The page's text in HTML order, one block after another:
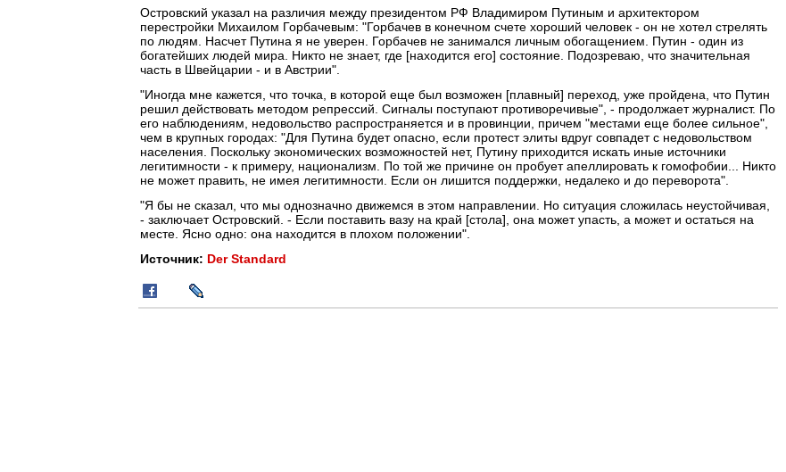
Островский указал на различия между президентом РФ Владимиром Путиным и архитектором
перестройки Михаилом Горбачевым: "Горбачев в конечном счете хороший человек - он не хотел стрелять
по людям. Насчет Путина я не уверен. Горбачев не занимался личным обогащением. Путин - один из
богатейших людей мира. Никто не знает, где [находится его] состояние. Подозреваю, что значительная
часть в Швейцарии - и в Австрии".
"Иногда мне кажется, что точка, в которой еще был возможен [плавный] переход, уже пройдена, что Путин
решил действовать методом репрессий. Сигналы поступают противоречивые", - продолжает журналист. По
его наблюдениям, недовольство распространяется и в провинции, причем "местами еще более сильное",
чем в крупных городах: "Для Путина будет опасно, если протест элиты вдруг совпадет с недовольством
населения. Поскольку экономических возможностей нет, Путину приходится искать иные источники
легитимности - к примеру, национализм. По той же причине он пробует апеллировать к гомофобии... Никто
не может править, не имея легитимности. Если он лишится поддержки, недалеко и до переворота".
"Я бы не сказал, что мы однозначно движемся в этом направлении. Но ситуация сложилась неустойчивая,
- заключает Островский. - Если поставить вазу на край [стола], она может упасть, а может и остаться на
месте. Ясно одно: она находится в плохом положении".
Источник: Der Standard